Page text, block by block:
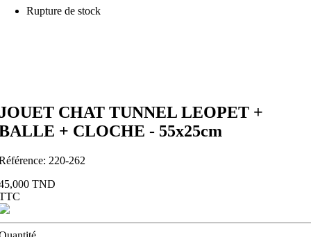
Rupture de stock
CHAT TUNNEL LEOPET +
+ CLOCHE - 55x25cm
220-262
TND